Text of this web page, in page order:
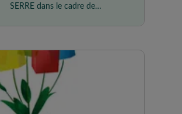
SERRE dans le cadre de
mon portail. Je suis très
satisfaite de mon expérience
avec la société ; tout s'est très
bien passé. Les intervenants
sont sympathiques et courtois,